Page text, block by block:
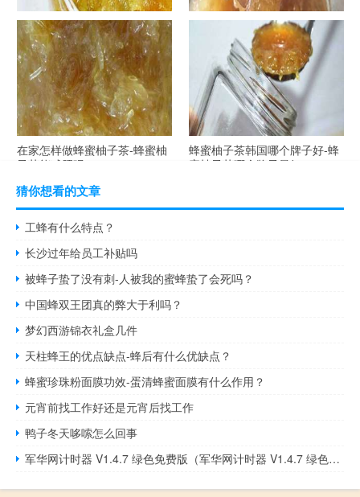
自制蜂蜜柚子茶-蜂蜜柚子茶最
容易做什么？
在家怎样做蜂蜜柚子茶-蜂蜜柚
子茶可以解酒吗？
在家怎样做蜂蜜柚子茶-蜂蜜柚
子茶能减肥吗？
蜂蜜柚子茶韩国哪个牌子好-蜂
蜜柚子茶哪个牌子最好？
猜你想看的文章
工蜂有什么特点？
长沙过年给员工补贴吗
被蜂子蛰了没有刺-人被我的蜜蜂蛰了会死吗？
中国蜂双王团真的弊大于利吗？
梦幻西游锦衣礼盒几件
天柱蜂王的优点缺点-蜂后有什么优缺点？
蜂蜜珍珠粉面膜功效-蛋清蜂蜜面膜有什么作用？
元宵前找工作好还是元宵后找工作
鸭子冬天哆嗦怎么回事
军华网计时器 V1.4.7 绿色免费版（军华网计时器 V1.4.7 绿色免费版功能简介）